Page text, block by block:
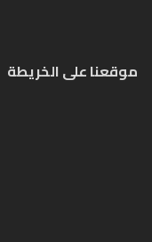
موقعنا على الخريطة